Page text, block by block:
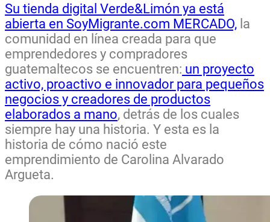
Su tienda digital Verde&Limón ya está
abierta en SoyMigrante.com MERCADO, la
comunidad en línea creada para que
emprendedores y compradores
guatemaltecos se encuentren: un proyecto
activo, proactivo e innovador para pequeños
negocios y creadores de productos
elaborados a mano, detrás de los cuales
siempre hay una historia. Y esta es la
historia de cómo nació este
emprendimiento de Carolina Alvarado
Argueta.